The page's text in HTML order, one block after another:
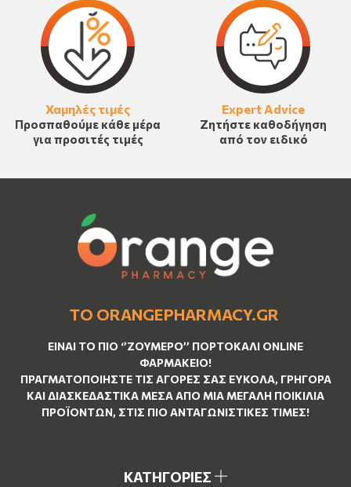
Χαμηλές τιμές
Προσπαθούμε κάθε μέρα
για προσιτές τιμές
Expert Advice
Ζητήστε καθοδήγηση
από τον ειδικό
ΤΟ ORANGEPHARMACY.GR
ΕΊΝΑΙ ΤO ΠΙΟ ‘’ΖΟΥΜΕΡΌ’’ ΠΟΡΤΟΚΑΛΊ ΟNLINE
ΦΑΡΜΑΚΕΊΟ!
ΠΡΑΓΜΑΤΟΠΟΙΉΣΤΕ ΤΙΣ ΑΓΟΡΈΣ ΣΑΣ ΕΎΚΟΛΑ, ΓΡΉΓΟΡΑ
ΚΑΙ ΔΙΑΣΚΕΔΑΣΤΙΚΆ ΜΈΣΑ ΑΠΌ ΜΙΑ ΜΕΓΆΛΗ ΠΟΙΚΙΛΊΑ
ΠΡΟΪΌΝΤΩΝ, ΣΤΙΣ ΠΙΟ ΑΝΤΑΓΩΝΙΣΤΙΚΈΣ ΤΙΜΈΣ!
ΚΑΤΗΓΟΡΙΕΣ